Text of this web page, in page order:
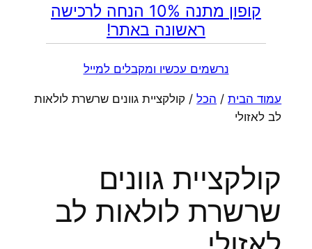
קופון מתנה 10% הנחה לרכישה
ראשונה באתר!
נרשמים עכשיו ומקבלים למייל
עמוד הבית/ הכל/ קולקציית גוונים שרשרת לולאות
לב לאזולי
קולקציית גוונים
שרשרת לולאות לב